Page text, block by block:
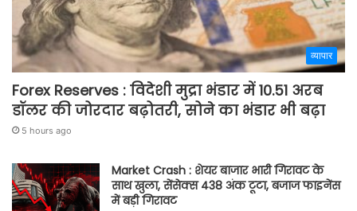
व्यापार
Forex Reserves : विदेशी मुद्रा भंडार में 10.51 अरब
डॉलर की जोरदार बढ़ोतरी, सोने का भंडार भी बढ़ा
5 hours ago
Market Crash : शेयर बाजार भारी गिरावट के
साथ खुला, सेंसेक्स 438 अंक टूटा, बजाज फाइनेंस
में बड़ी गिरावट